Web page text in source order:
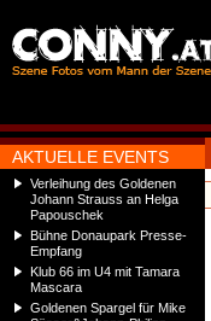
AKTUELLE EVENTS
Verleihung des Goldenen
Johann Strauss an Helga
Papouschek
Bühne Donaupark Presse-
Empfang
Klub 66 im U4 mit Tamara
Mascara
Goldenen Spargel für Mike